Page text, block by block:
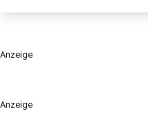
Anzeige
Anzeige